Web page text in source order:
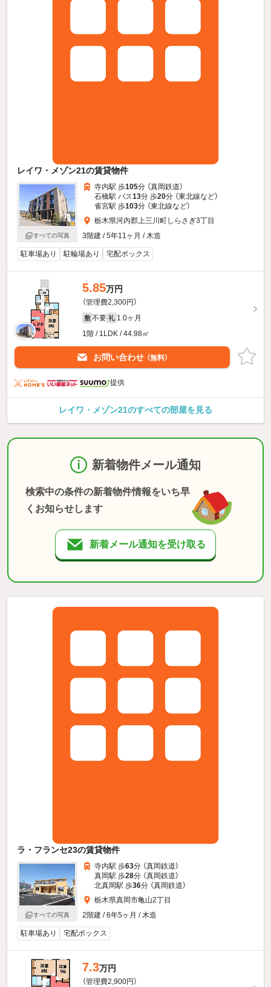
レイワ・メゾン21の賃貸物件
すべての写真
寺内駅 歩105分 （真岡鉄道）
石橋駅 バス13分 歩20分 （東北線など）
雀宮駅 歩103分 （東北線など）
栃木県河内郡上三川町しらさぎ3丁目
3階建 / 5年11ヶ月 / 木造
駐車場あり 駐輪場あり 宅配ボックス
5.85万円
（管理費2,300円）
敷 不要 礼 1.0ヶ月
1階 / 1LDK / 44.98㎡
お問い合わせ （無料）
提供
レイワ・メゾン21のすべての部屋を見る
新着物件メール通知
検索中の条件の新着物件情報をいち早
くお知らせします
新着メール通知を受け取る
ラ・フランセ23の賃貸物件
すべての写真
寺内駅 歩63分 （真岡鉄道）
真岡駅 歩28分 （真岡鉄道）
北真岡駅 歩36分 （真岡鉄道）
栃木県真岡市亀山2丁目
2階建 / 6年5ヶ月 / 木造
駐車場あり 宅配ボックス
7.3万円
（管理費2,900円）